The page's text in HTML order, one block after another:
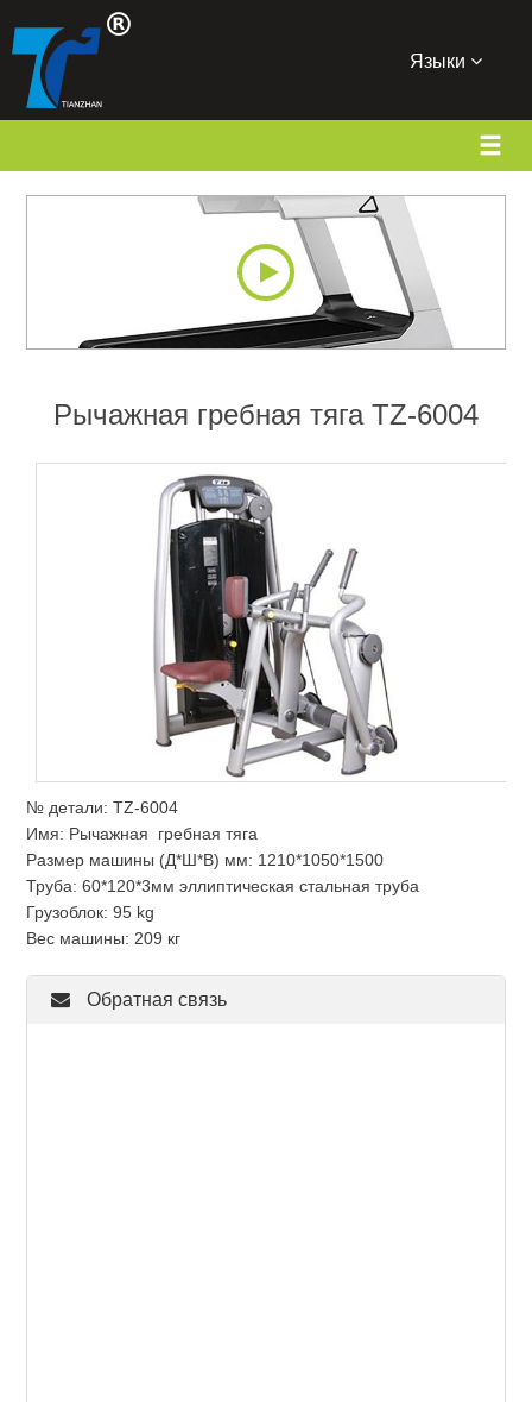
Языки
Рычажная гребная тяга TZ-6004
№ детали: TZ-6004
Имя: Рычажная гребная тяга
Размер машины (Д*Ш*В) мм: 1210*1050*1500
Труба: 60*120*3мм эллиптическая стальная труба
Грузоблок: 95 kg
Вес машины: 209 кг
Обратная связь